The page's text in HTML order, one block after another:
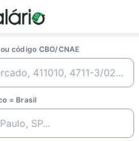
código CBO/CNAE
= Brasil